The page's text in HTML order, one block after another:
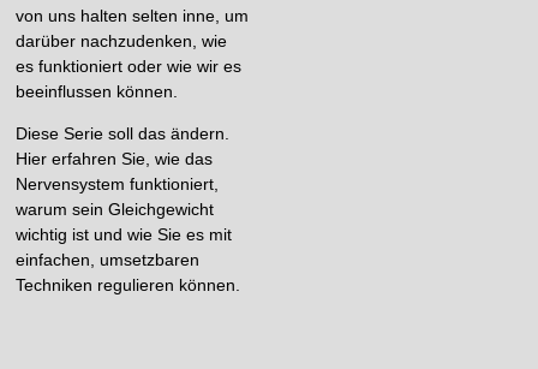
von uns halten selten inne, um
darüber nachzudenken, wie
es funktioniert oder wie wir es
beeinflussen können.
Diese Serie soll das ändern.
Hier erfahren Sie, wie das
Nervensystem funktioniert,
warum sein Gleichgewicht
wichtig ist und wie Sie es mit
einfachen, umsetzbaren
Techniken regulieren können.